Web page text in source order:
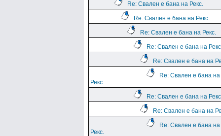
Re: Свален е бана на Рекс.
Re: Свален е бана на Рекс.
Re: Свален е бана на Рекс.
Re: Свален е бана на
Re: Свален е бана на
Re: Свален е бана на
Рекс.
Re: Свален е бана на
Re: Свален е бана на
Re: Свален е бана на
Рекс.